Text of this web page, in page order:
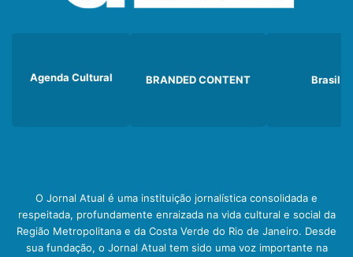
Agenda Cultural BRANDED CONTENT Brasil
O Jornal Atual é uma instituição jornalística consolidada e
respeitada, profundamente enraizada na vida cultural e social da
Região Metropolitana e da Costa Verde do Rio de Janeiro. Desde
sua fundação, o Jornal Atual tem sido uma voz importante na